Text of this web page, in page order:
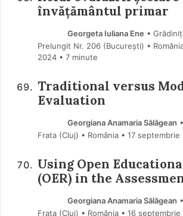
învățământul primar
Georgeta Iuliana Ene •
Prelungit Nr. 206 (Bucureşti) •
2024 • 7 minute
Traditional versus
Evaluation
Georgiana Anamaria Sălăgean
Frata (Cluj) • România
17 septembrie
Using Open
(OER) in the
Georgiana Anamaria Sălăgean
Frata (Cluj) • România
16 septembrie